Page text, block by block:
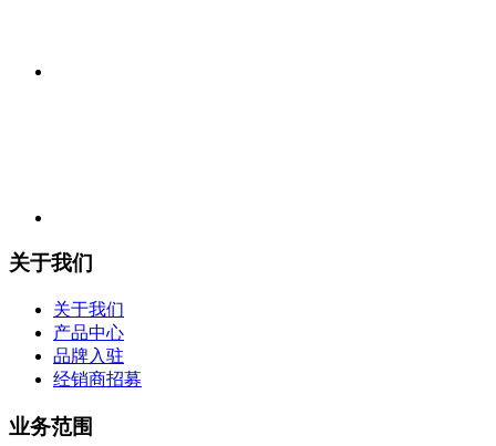
关于我们
关于我们
产品中心
品牌入驻
经销商招募
业务范围